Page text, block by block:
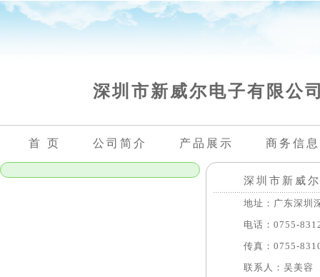
深圳市新威尔电子有限公
首 页 公司简介 产品展示 商务信息
深圳市新威
地址：广东深圳深
电话：0755-
传真：0755-
联系人：吴美